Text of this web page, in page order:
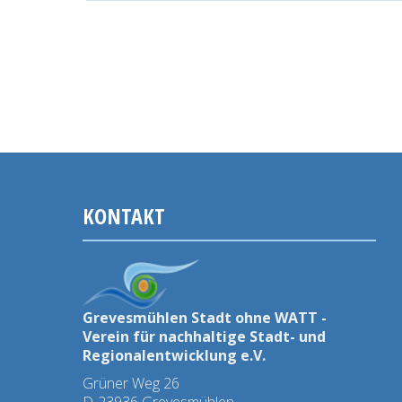
KONTAKT
Grevesmühlen Stadt ohne WATT -
Verein für nachhaltige Stadt- und
Regionalentwicklung e.V.
Grüner Weg 26